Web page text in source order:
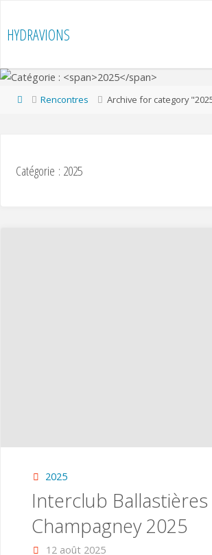
content
HYDRAVIONS
HomeRencontres Archive for category
Catégorie : 2025
2025
Interclub Ballastières
Champagney 2025
12 août 2025